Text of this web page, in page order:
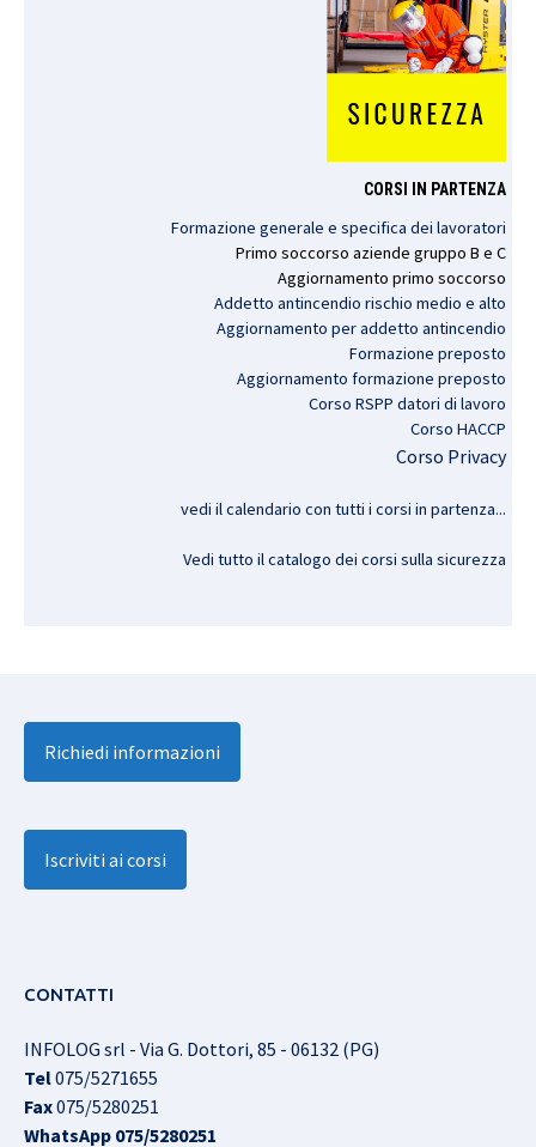
CORSI IN PARTENZA
Formazione generale e specifica dei lavoratori
Primo soccorso aziende gruppo B e C
Aggiornamento primo soccorso
Addetto antincendio rischio medio e alto
Aggiornamento per addetto antincendio
Formazione preposto
Aggiornamento formazione preposto
Corso RSPP datori di lavoro
Corso HACCP
Corso Privacy
vedi il calendario con tutti i corsi in partenza...
Vedi tutto il catalogo dei corsi sulla sicurezza
Richiedi informazioni
Iscriviti ai corsi
CONTATTI
INFOLOG srl - Via G. Dottori, 85 - 06132 (PG)
Tel075/5271655
Fax075/5280251
WhatsApp 075/5280251